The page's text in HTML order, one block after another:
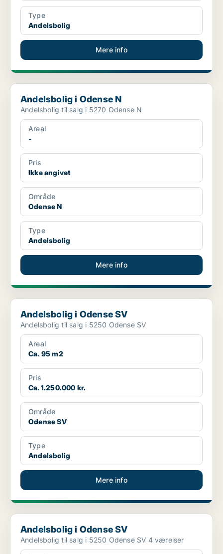
Type
Andelsbolig
Mere info
Andelsbolig i Odense N
Andelsbolig i Odense N
Andelsbolig til salg i 5270 Odense N
Areal
-
Pris
Ikke angivet
Område
Odense N
Type
Andelsbolig
Mere info
Andelsbolig i Odense SV
Andelsbolig i Odense SV
Andelsbolig til salg i 5250 Odense SV
Areal
Ca. 95 m2
Pris
Ca. 1.250.000 kr.
Område
Odense SV
Type
Andelsbolig
Mere info
Andelsbolig i Odense SV
Andelsbolig i Odense SV
Andelsbolig til salg i 5250 Odense SV 4 værelser